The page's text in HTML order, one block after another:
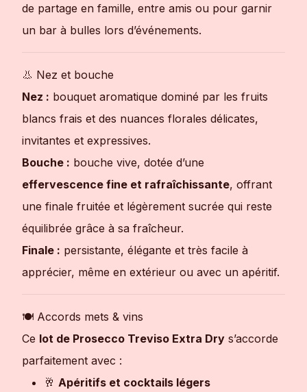
de partage en famille, entre amis ou pour garnir
un bar à bulles lors d’événements.
👃 Nez et bouche
Nez : bouquet aromatique dominé par les fruits
blancs frais et des nuances florales délicates,
invitantes et expressives.
Bouche : bouche vive, dotée d’une
effervescence fine et rafraîchissante, offrant
une finale fruitée et légèrement sucrée qui reste
équilibrée grâce à sa fraîcheur.
Finale : persistante, élégante et très facile à
apprécier, même en extérieur ou avec un apéritif.
🍽 Accords mets & vins
Ce lot de Prosecco Treviso Extra Dry s’accorde
parfaitement avec :
🥂 Apéritifs et cocktails légers